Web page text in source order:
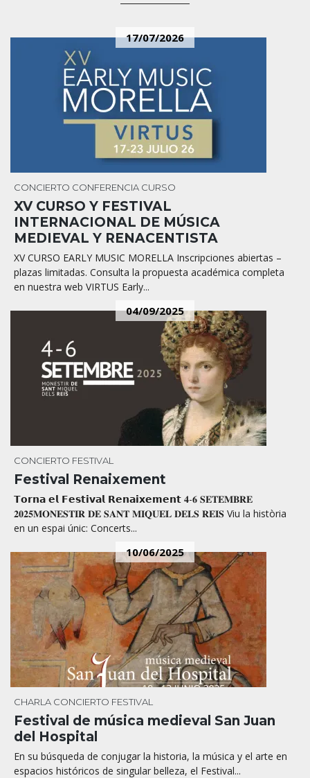
17/07/2026
CONCIERTO CONFERENCIA CURSO
XV CURSO Y FESTIVAL
INTERNACIONAL DE MÚSICA
MEDIEVAL Y RENACENTISTA
XV CURSO EARLY MUSIC MORELLA Inscripciones abiertas –
plazas limitadas. Consulta la propuesta académica completa
en nuestra web VIRTUS Early...
04/09/2025
CONCIERTO FESTIVAL
Festival Renaixement
𝗧𝗼𝗿𝗻𝗮 𝗲𝗹 𝗙𝗲𝘀𝘁𝗶𝘃𝗮𝗹 𝗥𝗲𝗻𝗮𝗶𝘅𝗲𝗺𝗲𝗻𝘁 𝟒-𝟔 𝐒𝐄𝐓𝐄𝐌𝐁𝐑𝐄
𝟐𝟎𝟐𝟓𝐌𝐎𝐍𝐄𝐒𝐓𝐈𝐑 𝐃𝐄 𝐒𝐀𝐍𝐓 𝐌𝐈𝐐𝐔𝐄𝐋 𝐃𝐄𝐋𝐒 𝐑𝐄𝐈𝐒 Viu la història
en un espai únic: Concerts...
10/06/2025
CHARLA CONCIERTO FESTIVAL
Festival de música medieval San Juan
del Hospital
En su búsqueda de conjugar la historia, la música y el arte en
espacios históricos de singular belleza, el Festival...